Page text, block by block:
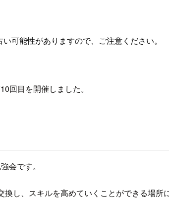
可能性がありますので、ご注意ください。
回目を開催しました。
会です。
し、スキルを高めていくことができる場